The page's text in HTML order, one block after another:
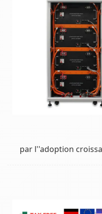
par l''adoption